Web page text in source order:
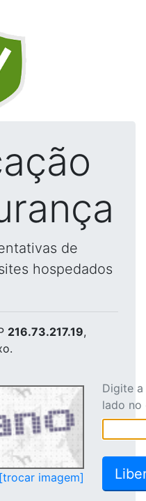
de
hospedados
216.73.217.19,
[trocar imagem]
Digite
lado no